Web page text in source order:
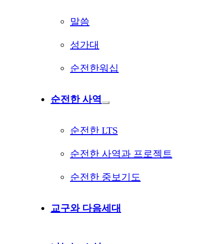
말씀
성가대
순전한워십
순전한 사역
순전한 LTS
순전한 사역과 프로젝트
순전한 중보기도
교구와 다음세대